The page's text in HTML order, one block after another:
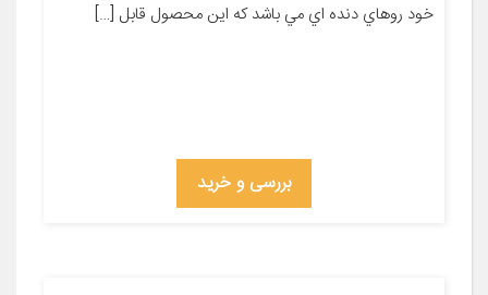
خود روهاي دنده اي مي باشد که اين محصول قابل […]
بررسی و خرید